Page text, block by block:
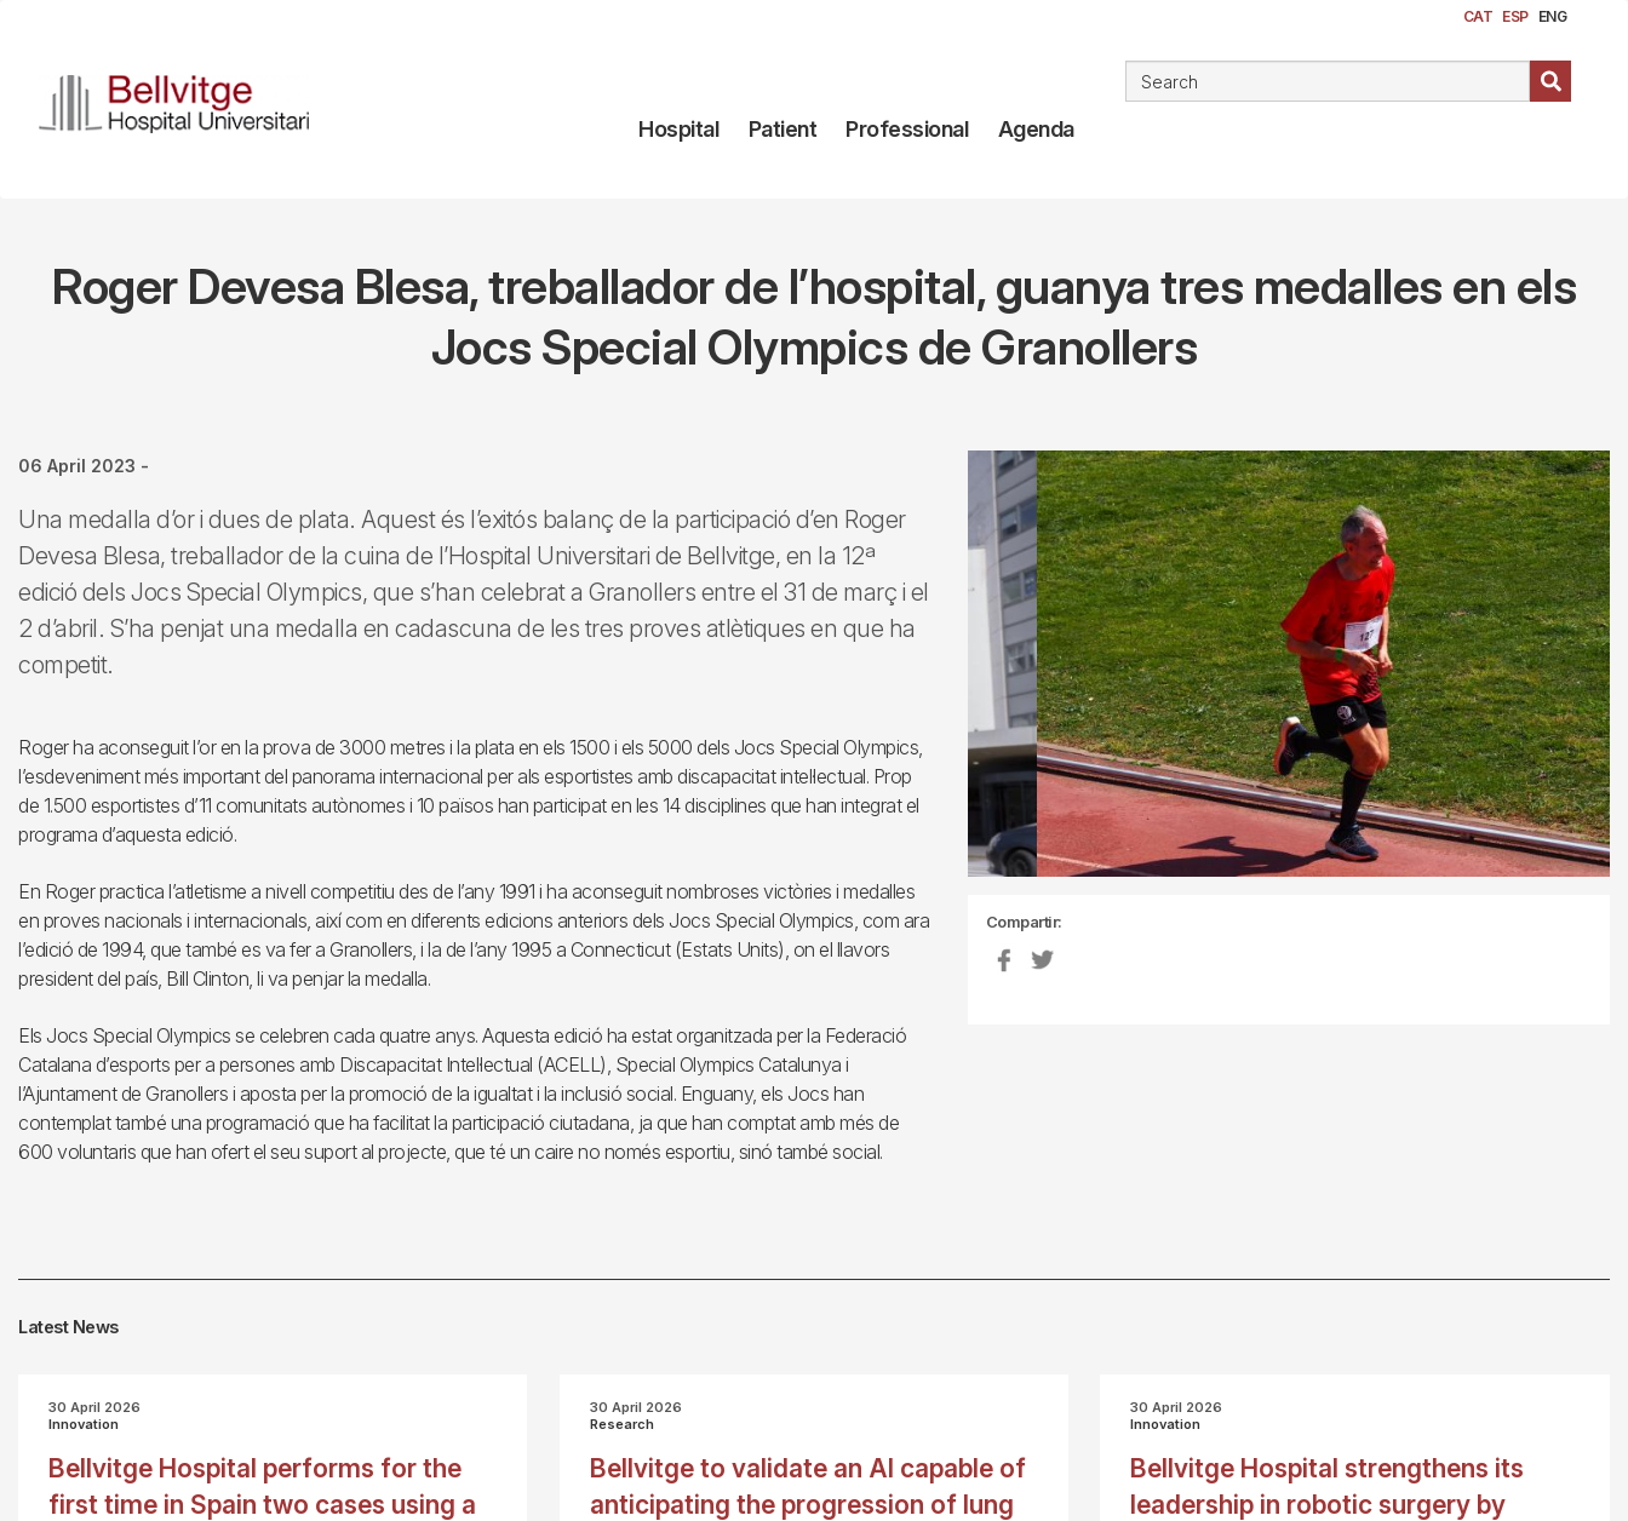
content
CAT ESP ENG
Navegación
Hospital Patient Professional Agenda
Roger Devesa Blesa, treballador de l’hospital, guanya tres medalles en els
Jocs Special Olympics de Granollers
06 April 2023 -
Una medalla d’or i dues de plata. Aquest és l’exitós balanç de la participació d’en Roger
Devesa Blesa, treballador de la cuina de l’Hospital Universitari de Bellvitge, en la 12ª
edició dels Jocs Special Olympics, que s’han celebrat a Granollers entre el 31 de març i el
2 d’abril. S’ha penjat una medalla en cadascuna de les tres proves atlètiques en que ha
competit.
Roger ha aconseguit l’or en la prova de 3000 metres i la plata en els 1500 i els 5000 dels Jocs Special Olympics,
l’esdeveniment més important del panorama internacional per als esportistes amb discapacitat intel·lectual. Prop
de 1.500 esportistes d’11 comunitats autònomes i 10 països han participat en les 14 disciplines que han integrat el
programa d’aquesta edició.
En Roger practica l’atletisme a nivell competitiu des de l’any 1991 i ha aconseguit nombroses victòries i medalles
en proves nacionals i internacionals, així com en diferents edicions anteriors dels Jocs Special Olympics, com ara
l’edició de 1994, que també es va fer a Granollers, i la de l’any 1995 a Connecticut (Estats Units), on el llavors
president del país, Bill Clinton, li va penjar la medalla.
Els Jocs Special Olympics se celebren cada quatre anys. Aquesta edició ha estat organitzada per la Federació
Catalana d’esports per a persones amb Discapacitat Intel·lectual (ACELL), Special Olympics Catalunya i
l’Ajuntament de Granollers i aposta per la promoció de la igualtat i la inclusió social. Enguany, els Jocs han
contemplat també una programació que ha facilitat la participació ciutadana, ja que han comptat amb més de
600 voluntaris que han ofert el seu suport al projecte, que té un caire no només esportiu, sinó també social.
Compartir:
Latest News
30 April 2026
Innovation
Bellvitge Hospital performs for the
first time in Spain two cases using a
30 April 2026
Research
Bellvitge to validate an AI capable of
anticipating the progression of lung
30 April 2026
Innovation
Bellvitge Hospital strengthens its
leadership in robotic surgery by